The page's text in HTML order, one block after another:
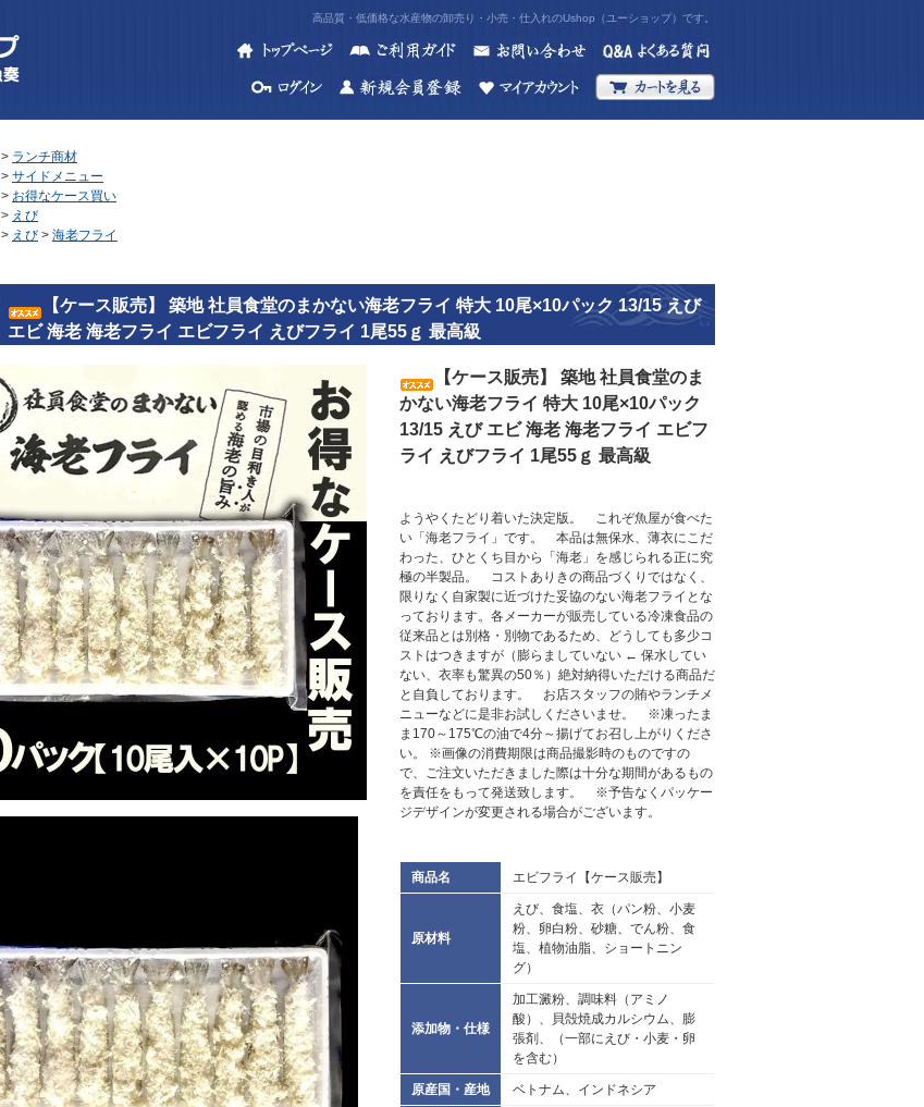
高品質・低価格な水産物の卸売り・小売・仕入れのUshop（ユーショップ）です。
> ランチ商材
> サイドメニュー
> お得なケース買い
> えび
> えび > 海老フライ
【ケース販売】 築地 社員食堂のまかない海老フライ 特大 10尾×10パック 13/15 えび
エビ 海老 海老フライ エビフライ えびフライ 1尾55ｇ 最高級
【ケース販売】 築地 社員食堂のま
かない海老フライ 特大 10尾×10パック
13/15 えび エビ 海老 海老フライ エビフ
ライ えびフライ 1尾55ｇ 最高級
ようやくたどり着いた決定版。 これぞ魚屋が食べた
い「海老フライ」です。 本品は無保水、薄衣にこだ
わった、ひとくち目から「海老」を感じられる正に究
極の半製品。 コストありきの商品づくりではなく、
限りなく自家製に近づけた妥協のない海老フライとな
っております。各メーカーが販売している冷凍食品の
従来品とは別格・別物であるため、どうしても多少コ
ストはつきますが（膨らましていない ← 保水してい
ない、衣率も驚異の50％）絶対納得いただける商品だ
と自負しております。 お店スタッフの賄やランチメ
ニューなどに是非お試しくださいませ。 ※凍ったま
ま170～175℃の油で4分～揚げてお召し上がりくださ
い。 ※画像の消費期限は商品撮影時のものですの
で、ご注文いただきました際は十分な期間があるもの
を責任をもって発送致します。 ※予告なくパッケー
ジデザインが変更される場合がございます。
商品名 エビフライ【ケース販売】
原材料
えび、食塩、衣（パン粉、小麦
粉、卵白粉、砂糖、でん粉、食
塩、植物油脂、ショートニン
グ）
添加物・仕様
加工澱粉、調味料（アミノ
酸）、貝殻焼成カルシウム、膨
張剤、（一部にえび・小麦・卵
を含む）
原産国・産地 ベトナム、インドネシア